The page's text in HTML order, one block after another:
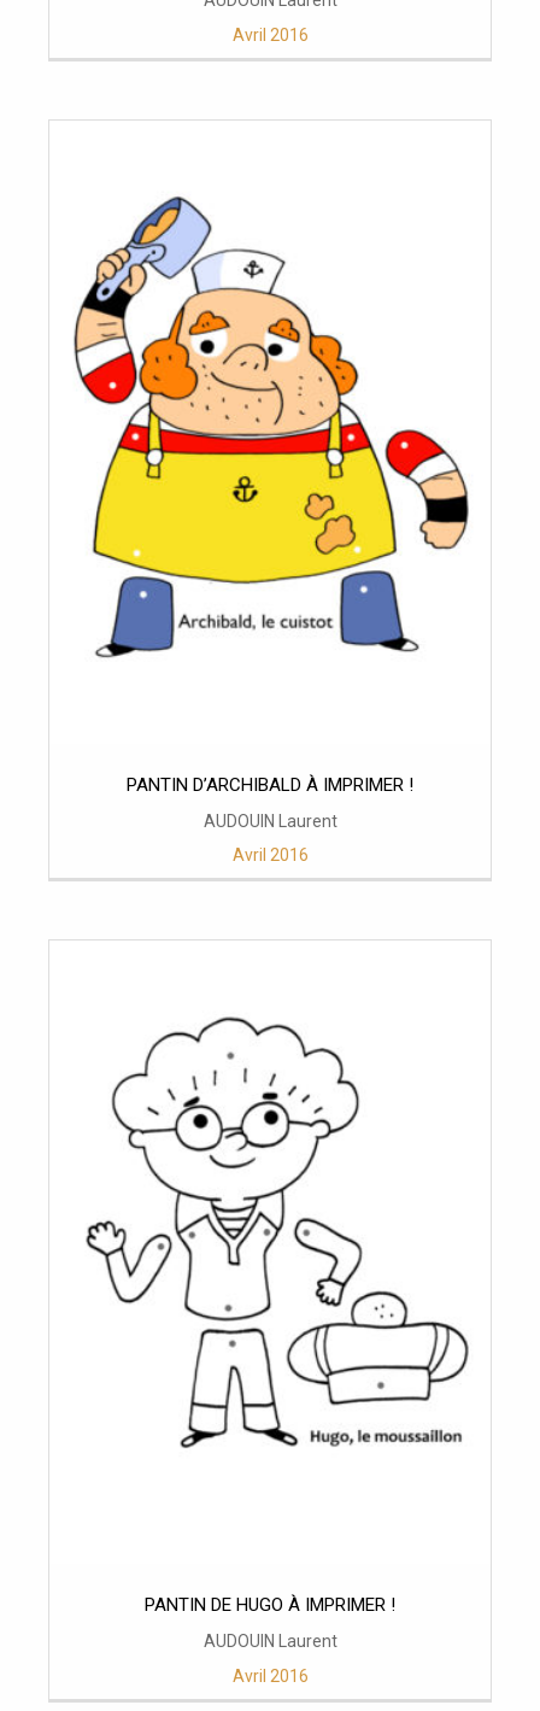
Avril 2016
PANTIN D’ARCHIBALD À IMPRIMER !
AUDOUIN Laurent
Avril 2016
PANTIN DE HUGO À IMPRIMER !
AUDOUIN Laurent
Avril 2016